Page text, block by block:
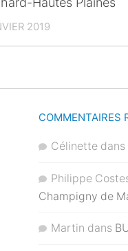
2019
COMMENTAIRES
Célinettedans
Philippe
Champigny de
Martin dans